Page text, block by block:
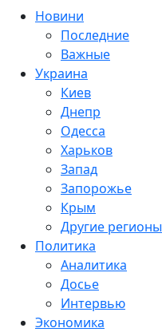
Новини
Последние
Важные
Украина
Киев
Днепр
Одесса
Харьков
Запад
Запорожье
Крым
Другие регионы
Политика
Аналитика
Досье
Интервью
Экономика